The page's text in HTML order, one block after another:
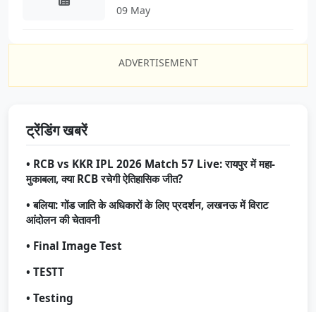
09 May
ADVERTISEMENT
ट्रेंडिंग खबरें
• RCB vs KKR IPL 2026 Match 57 Live: रायपुर में महा-
मुकाबला, क्या RCB रचेगी ऐतिहासिक जीत?
• बलिया: गोंड जाति के अधिकारों के लिए प्रदर्शन, लखनऊ में विराट
आंदोलन की चेतावनी
• Final Image Test
• TESTT
• Testing